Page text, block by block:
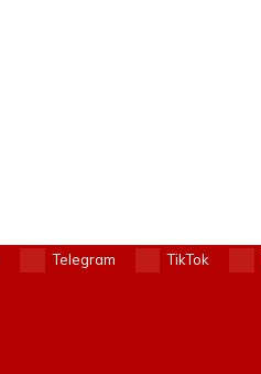
Telegram TikTok